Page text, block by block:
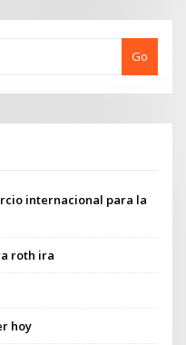
Go
internacional para la
roth ira
hoy